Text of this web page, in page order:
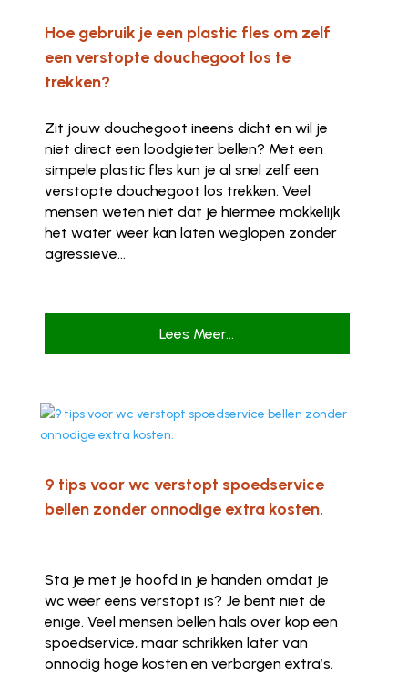
Hoe gebruik je een plastic fles om zelf
een verstopte douchegoot los te
trekken?
Zit jouw douchegoot ineens dicht en wil je
niet direct een loodgieter bellen? Met een
simpele plastic fles kun je al snel zelf een
verstopte douchegoot los trekken. Veel
mensen weten niet dat je hiermee makkelijk
het water weer kan laten weglopen zonder
agressieve...
Lees Meer...
9 tips voor wc verstopt spoedservice
bellen zonder onnodige extra kosten.
Sta je met je hoofd in je handen omdat je
wc weer eens verstopt is? Je bent niet de
enige. Veel mensen bellen hals over kop een
spoedservice, maar schrikken later van
onnodig hoge kosten en verborgen extra’s.